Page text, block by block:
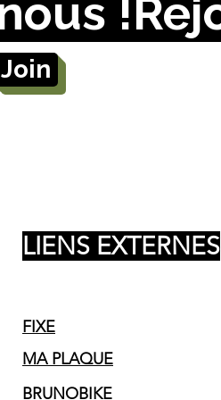
Join
LIENS EXTERNES
FIXE
MA PLAQUE
BRUNOBIKE